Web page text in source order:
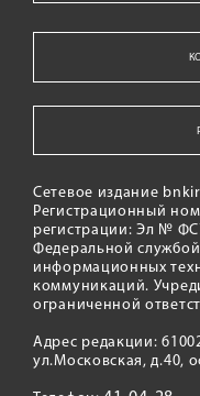
Сетевое издание
Регистрационный
регистрации: Эл №
Федеральной
информационных
коммуникаций.
ограниченной
Адрес редакции:
ул.Московская, д.40,